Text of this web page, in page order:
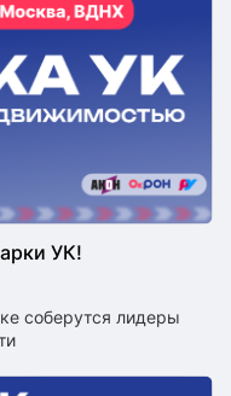
УК!
соберутся лидеры